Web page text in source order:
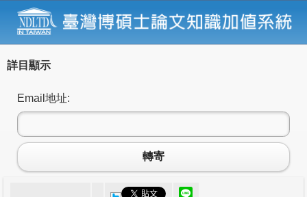
詳目顯示
Email地址:
轉寄